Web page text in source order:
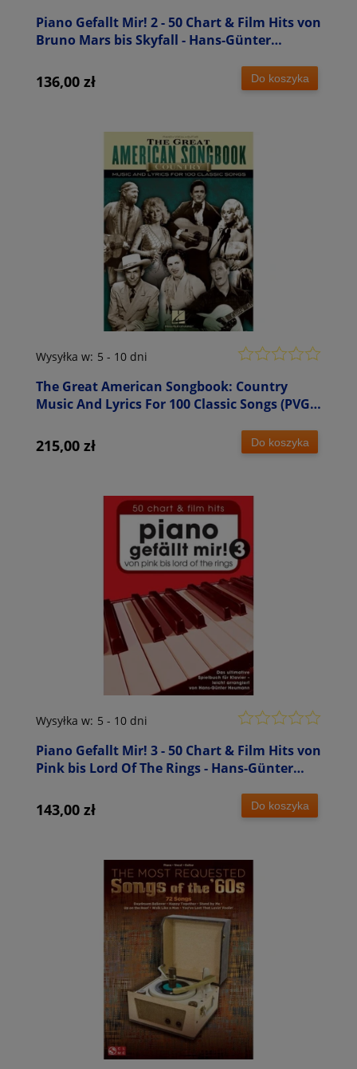
Piano Gefallt Mir! 2 - 50 Chart & Film Hits von
Bruno Mars bis Skyfall - Hans-Günter
136,00 zł Do koszyka
The Great American Songbook: Country
Music And Lyrics For 100 Classic Songs (PVG) -
Wysyłka w: 5 - 10 dni
215,00 zł Do koszyka
Piano Gefallt Mir! 3 - 50 Chart & Film Hits von
Pink bis Lord Of The Rings - Hans-Günter
Wysyłka w: 5 - 10 dni
143,00 zł Do koszyka